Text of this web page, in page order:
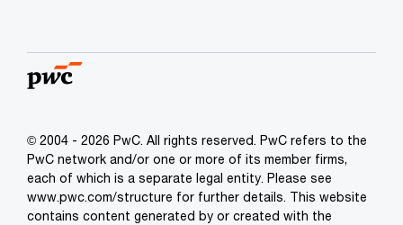
© 2004 - 2026 PwC. All rights reserved. PwC refers to the
PwC network and/or one or more of its member firms,
each of which is a separate legal entity. Please see
www.pwc.com/structure for further details. This website
contains content generated by or created with the